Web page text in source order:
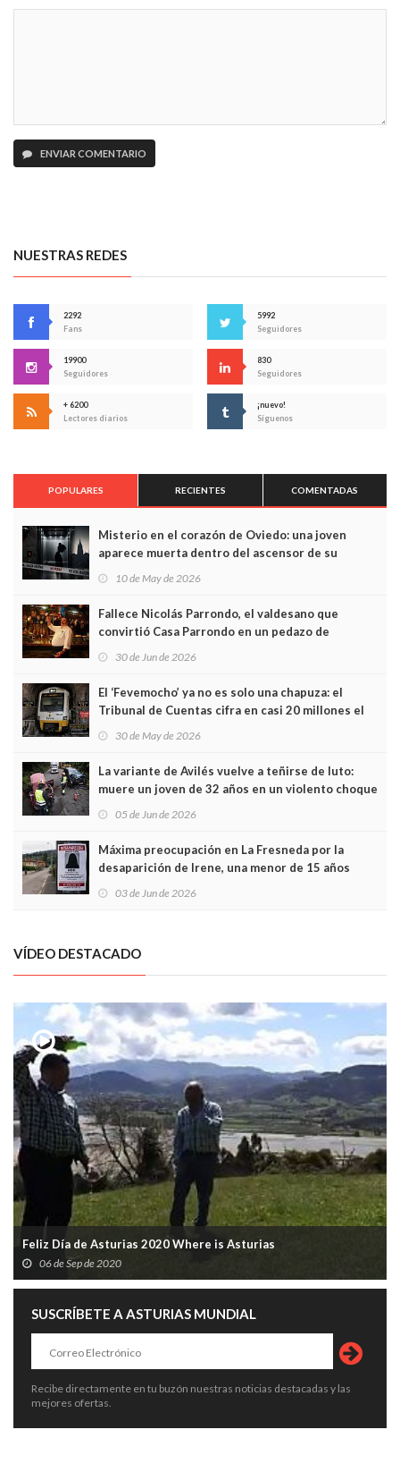
ENVIAR COMENTARIO
NUESTRAS REDES
2292
Fans
5992
Seguidores
19900
Seguidores
830
Seguidores
+ 6200
Lectores diarios
¡nuevo!
Síguenos
POPULARES RECIENTES COMENTADAS
Misterio en el corazón de Oviedo: una joven
aparece muerta dentro del ascensor de su
edificio y las cámaras captan sus últimos minutos
10 de May de 2026
Fallece Nicolás Parrondo, el valdesano que
convirtió Casa Parrondo en un pedazo de
Asturias en Madrid
30 de Jun de 2026
El ‘Fevemocho’ ya no es solo una chapuza: el
Tribunal de Cuentas cifra en casi 20 millones el
sobrecoste de los trenes que no cabían por los
30 de May de 2026
La variante de Avilés vuelve a teñirse de luto:
muere un joven de 32 años en un violento choque
frontal
05 de Jun de 2026
Máxima preocupación en La Fresneda por la
desaparición de Irene, una menor de 15 años
03 de Jun de 2026
VÍDEO DESTACADO
Feliz Día de Asturias 2020 Where is Asturias
06 de Sep de 2020
SUSCRÍBETE A ASTURIAS MUNDIAL
Recibe directamente en tu buzón nuestras noticias destacadas y las
mejores ofertas.